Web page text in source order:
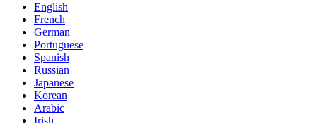
English
French
German
Portuguese
Spanish
Russian
Japanese
Korean
Arabic
Irish